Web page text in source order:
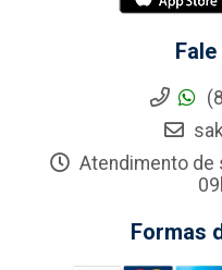
Atendimento de
Formas